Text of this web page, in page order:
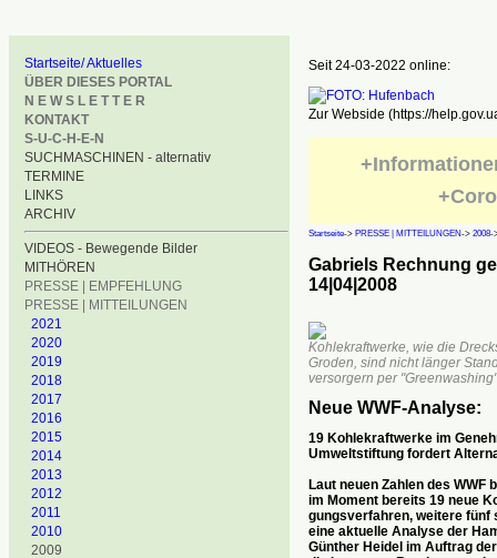
Startseite/ Aktuelles
ÜBER DIESES PORTAL
N E W S L E T T E R
KONTAKT
S-U-C-H-E-N
SUCHMASCHINEN - alternativ
TERMINE
LINKS
ARCHIV
VIDEOS - Bewegende Bilder
MITHÖREN
PRESSE | EMPFEHLUNG
PRESSE | MITTEILUNGEN
2021
2020
2019
2018
2017
2016
2015
2014
2013
2012
2011
2010
2009
Seit 24-03-2022 online:
Zur Webside (https://
Startseite-> PRESSE | MITTEILUNGEN-> 2008-
Gabriels Rechnung
14|04|2008
Kohlekraftwerke, wie die
Groden, sind nicht länger
versorgern per
Neue WWF-Analyse:
19 Kohlekraftwerke im
Umweltstiftung fordert
Laut neuen Zahlen des WWF
im Moment bereits 19 neue
gungsverfahren, weitere fünf
eine aktuelle Analyse der
Günther Heidel im Auftrag